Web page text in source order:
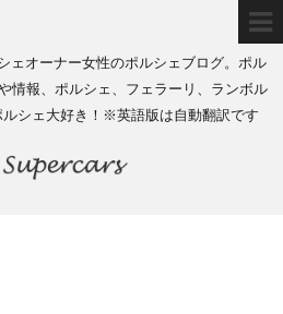
ェオーナー女性のポルシェブログ。ポル
情報、ポルシェ、フェラーリ、ランボル
シェ大好き！※英語版は自動翻訳です